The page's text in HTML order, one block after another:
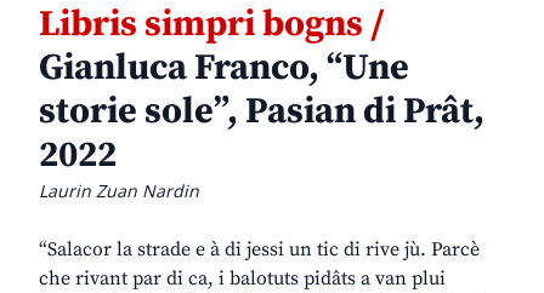
Libris simpri bogns /
Gianluca Franco, “Une
storie sole”, Pasian di Prât,
2022
Laurin Zuan Nardin
“Salacor la strade e à di jessi un tic di rive jù. Parcè
che rivant par di ca, i balotuts pidâts a van plui